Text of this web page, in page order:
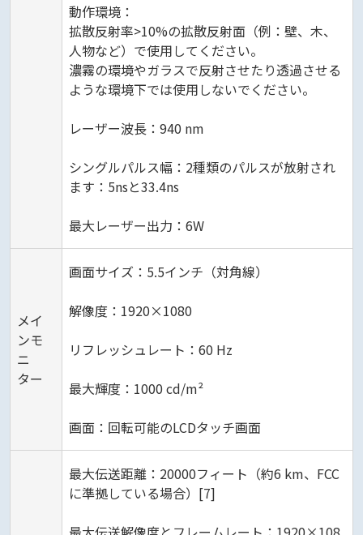
動作環境：
拡散反射率>10%の拡散反射面（例：壁、木、
人物など）で使用してください。
濃霧の環境やガラスで反射させたり透過させる
ような環境下では使用しないでください。
レーザー波長：940 nm
シングルパルス幅：2種類のパルスが放射され
ます：5nsと33.4ns
最大レーザー出力：6W
メイ
ンモ
ニ
ター
画面サイズ：5.5インチ（対角線）
解像度：1920×1080
リフレッシュレート：60 Hz
最大輝度：1000 cd/m²
画面：回転可能のLCDタッチ画面
最大伝送距離：20000フィート（約6 km、FCC
に準拠している場合）[7]